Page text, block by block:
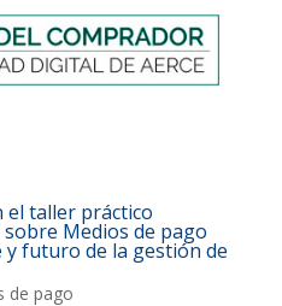
el taller práctico
Medios de pago
futuro de la gestión de
de pago